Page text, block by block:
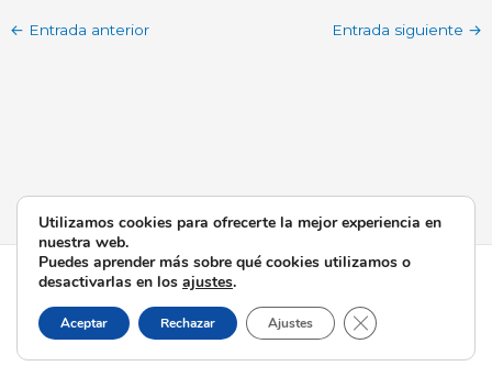
← Entrada anterior Entrada siguiente →
Todos los derechos © 2026 Esperanza de Triana | Funciona
gracias aTema Astra para WordPress
Utilizamos cookies para ofrecerte la mejor experiencia en
nuestra web.
Puedes aprender más sobre qué cookies utilizamos o
desactivarlas en los ajustes.
Aceptar Rechazar Ajustes Cerrar el banner